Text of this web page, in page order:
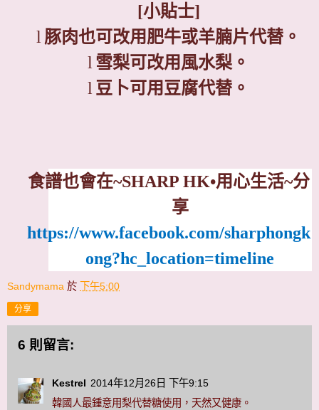
[小貼士]
l 豚肉也可改用肥牛或羊腩片代替。
l 雪梨可改用風水梨。
l 豆卜可用豆腐代替。
食譜也會在~SHARP HK•用心生活~分
享
https://www.facebook.com/sharphongk
ong?hc_location=timeline
Sandymama 於 下午5:00
分享
6 則留言:
Kestrel 2014年12月26日 下午9:15
韓國人最鍾意用梨代替糖使用，天然又健康。